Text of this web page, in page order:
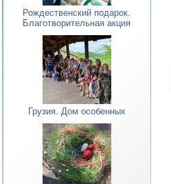
Рождественский подарок.
Благотворительная акция
Грузия. Дом особенных